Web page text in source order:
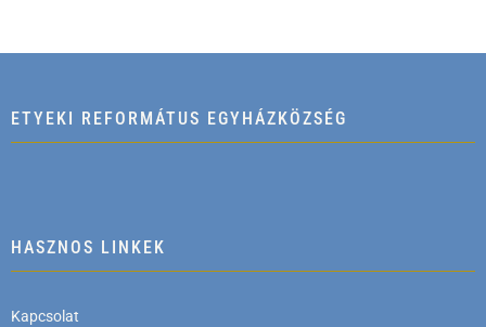
ETYEKI REFORMÁTUS EGYHÁZKÖZSÉG
HASZNOS LINKEK
Kapcsolat